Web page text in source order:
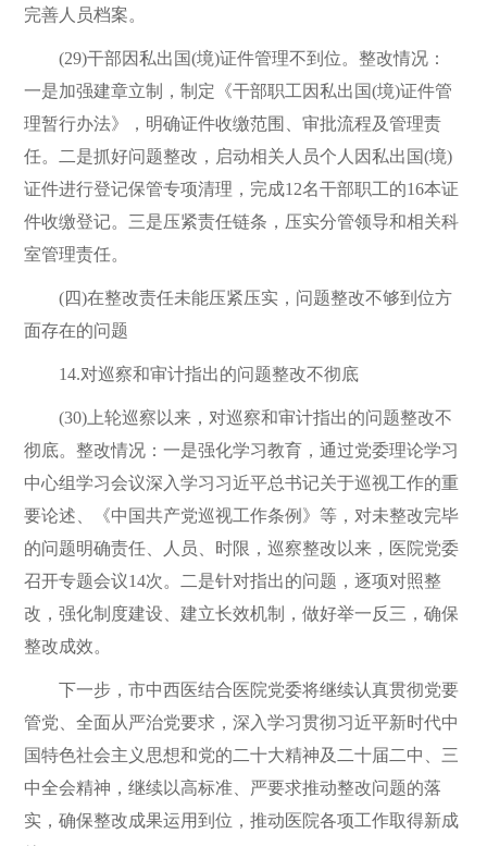
完善人员档案。
(29)干部因私出国(境)证件管理不到位。整改情况：
一是加强建章立制，制定《干部职工因私出国(境)证件管
理暂行办法》，明确证件收缴范围、审批流程及管理责
任。二是抓好问题整改，启动相关人员个人因私出国(境)
证件进行登记保管专项清理，完成12名干部职工的16本证
件收缴登记。三是压紧责任链条，压实分管领导和相关科
室管理责任。
(四)在整改责任未能压紧压实，问题整改不够到位方
面存在的问题
14.对巡察和审计指出的问题整改不彻底
(30)上轮巡察以来，对巡察和审计指出的问题整改不
彻底。整改情况：一是强化学习教育，通过党委理论学习
中心组学习会议深入学习习近平总书记关于巡视工作的重
要论述、《中国共产党巡视工作条例》等，对未整改完毕
的问题明确责任、人员、时限，巡察整改以来，医院党委
召开专题会议14次。二是针对指出的问题，逐项对照整
改，强化制度建设、建立长效机制，做好举一反三，确保
整改成效。
下一步，市中西医结合医院党委将继续认真贯彻党要
管党、全面从严治党要求，深入学习贯彻习近平新时代中
国特色社会主义思想和党的二十大精神及二十届二中、三
中全会精神，继续以高标准、严要求推动整改问题的落
实，确保整改成果运用到位，推动医院各项工作取得新成